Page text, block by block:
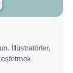
İllüstratörler,